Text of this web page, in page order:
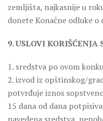
zemljišta, najkasnije u
donete Konačne odluke o
9. USLOVI KORIŠĆENJA
1. sredstva po ovom
2. izvod iz opštinskog/
potvrđuje iznos
15 dana od dana